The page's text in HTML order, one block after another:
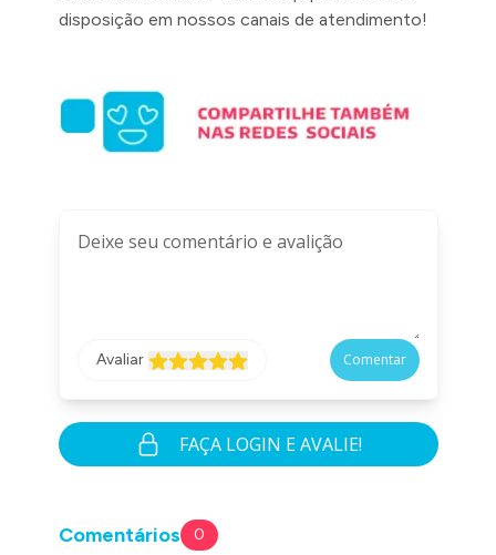
disposição em nossos canais de atendimento!
Avaliar Comentar
FAÇA LOGIN E AVALIE!
Comentários 0